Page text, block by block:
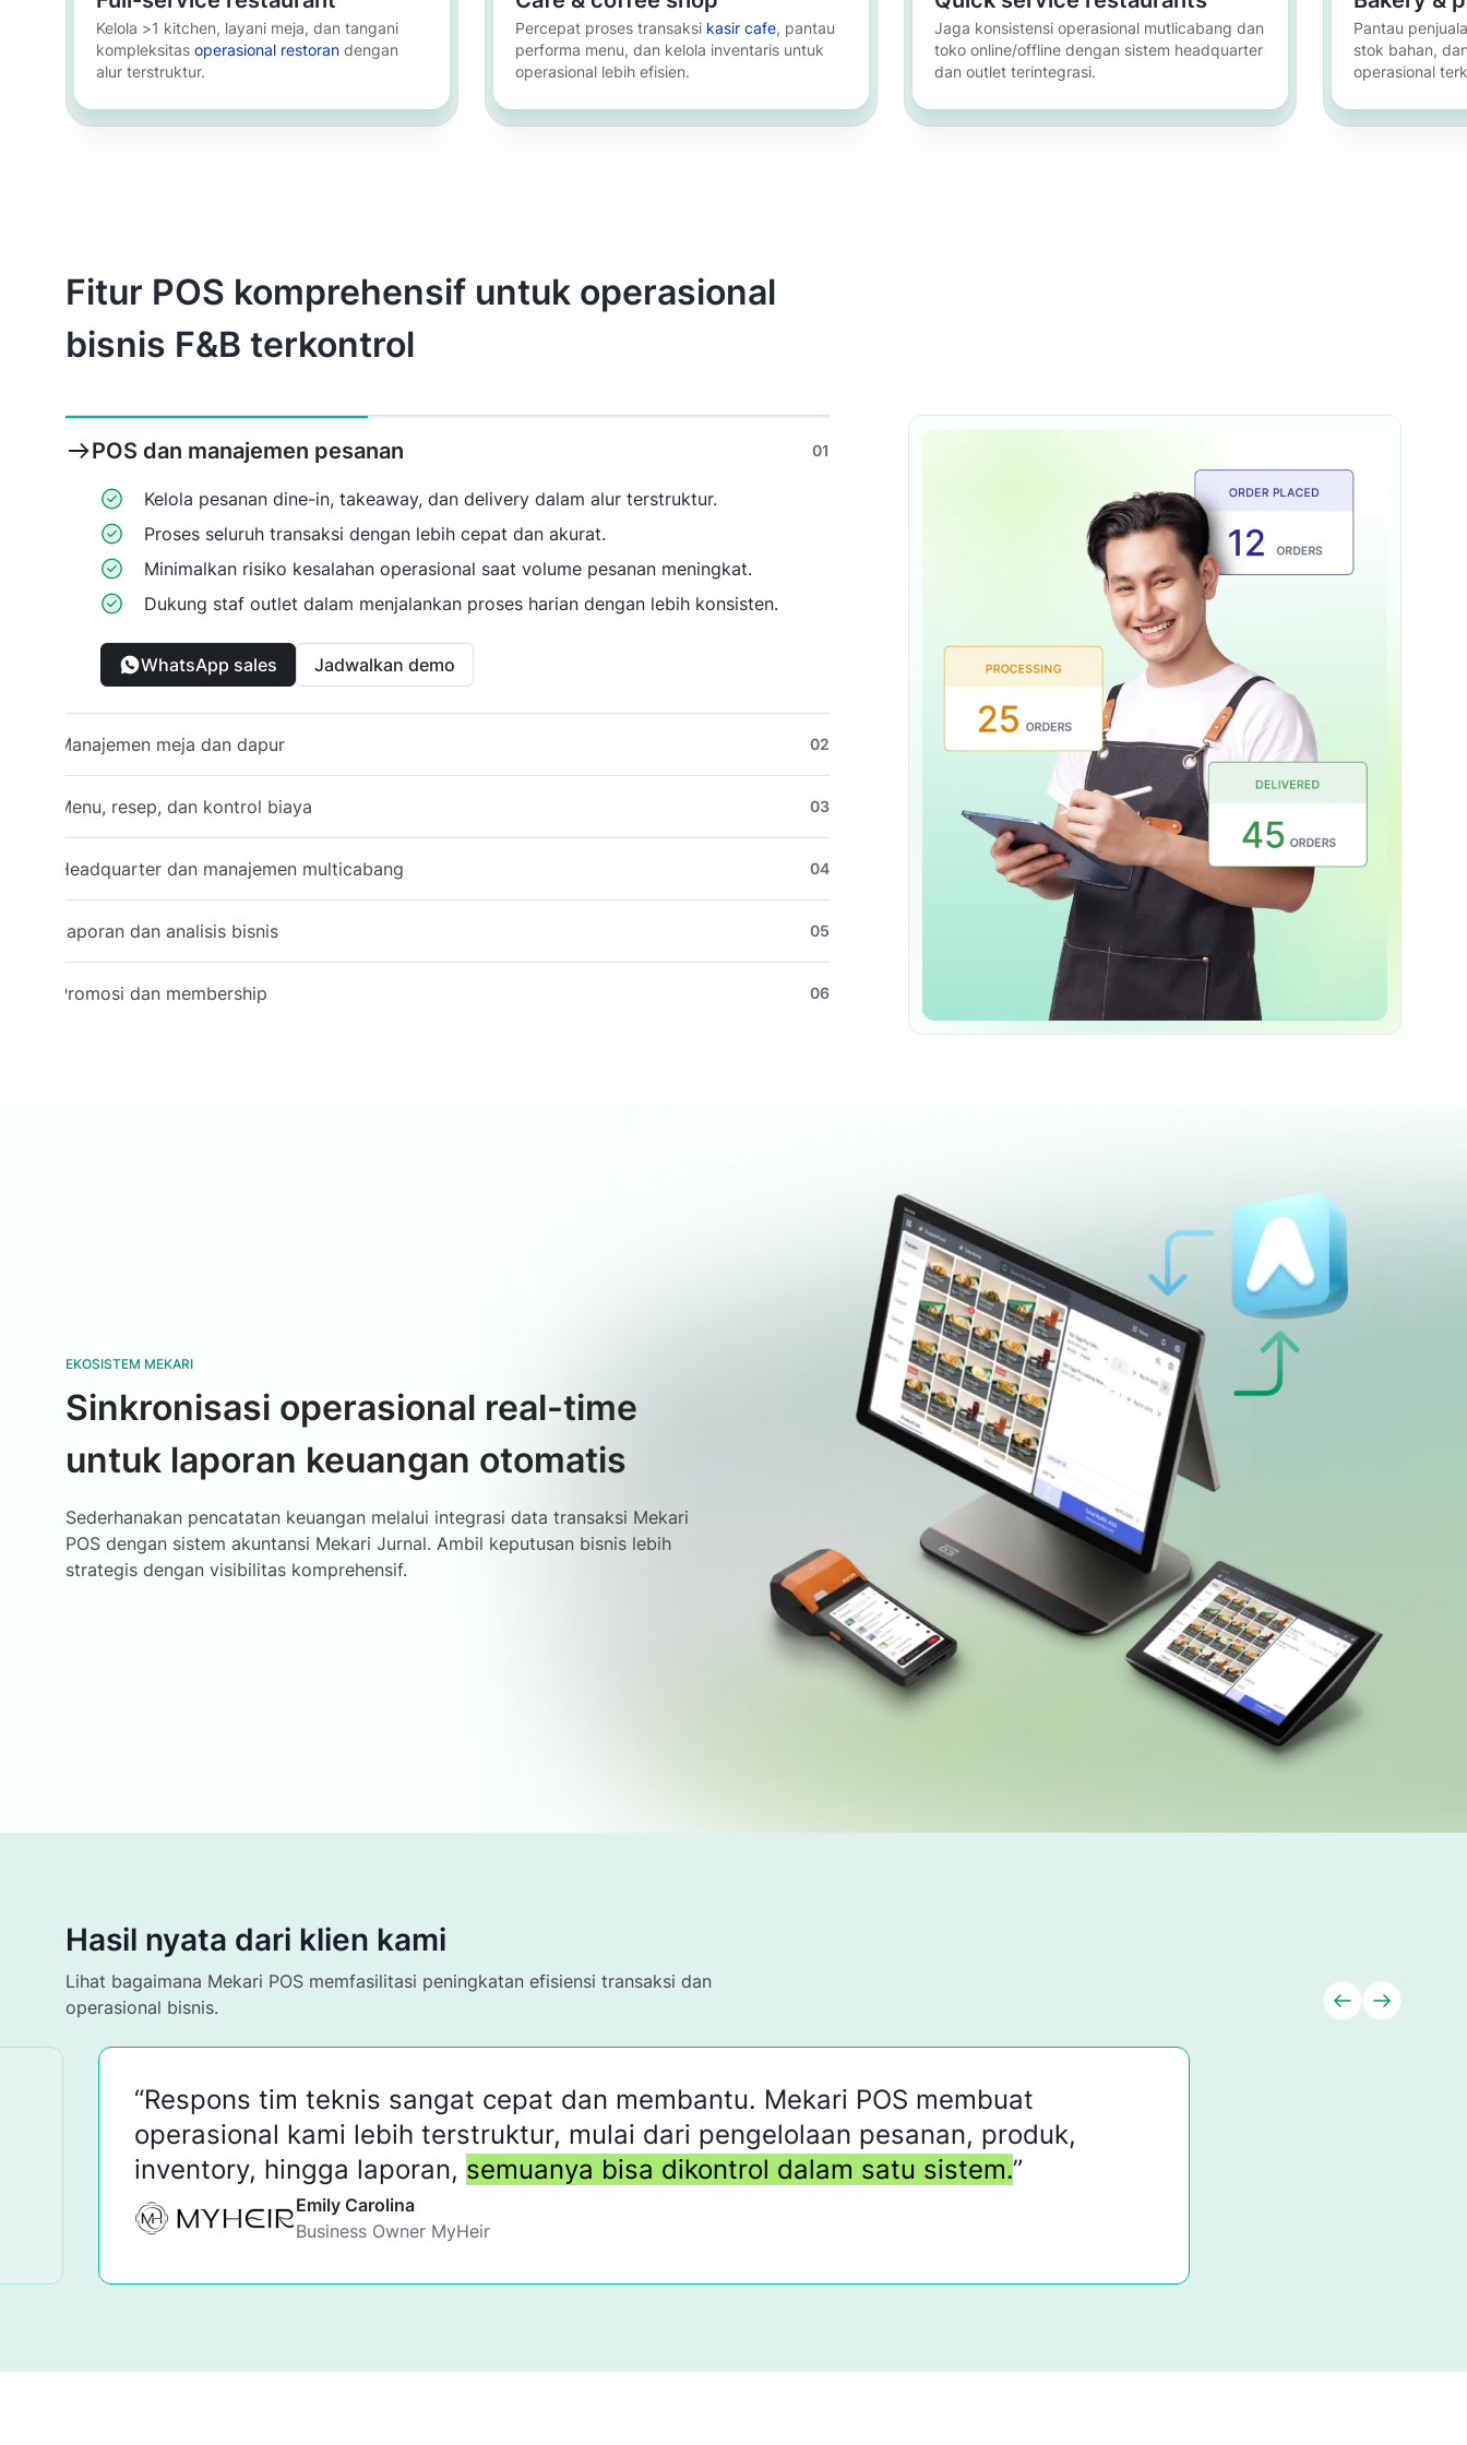
Kelola >1 kitchen, layani meja, dan tangani
kompleksitas operasional restoran dengan
alur terstruktur.
Percepat proses transaksi kasir cafe, pantau
performa menu, dan kelola inventaris untuk
operasional lebih efisien.
Jaga konsistensi operasional mutlicabang dan
toko online/offline dengan sistem headquarter
dan outlet terintegrasi.
Pelajari selengkapnya
Pantau
stok bahan,
operasional
Fitur POS komprehensif untuk operasional
bisnis F&B terkontrol
POS dan manajemen pesanan 01
Kelola pesanan dine-in, takeaway, dan delivery dalam alur terstruktur.
Proses seluruh transaksi dengan lebih cepat dan akurat.
Minimalkan risiko kesalahan operasional saat volume pesanan meningkat.
Dukung staf outlet dalam menjalankan proses harian dengan lebih konsisten.
WhatsApp sales Jadwalkan demo
Manajemen meja dan dapur 02
Menu, resep, dan kontrol biaya 03
Headquarter dan manajemen multicabang 04
Laporan dan analisis bisnis 05
Promosi dan membership 06
EKOSISTEM MEKARI
Sinkronisasi operasional real-time
untuk laporan keuangan otomatis
Sederhanakan pencatatan keuangan melalui integrasi data transaksi Mekari
POS dengan sistem akuntansi Mekari Jurnal. Ambil keputusan bisnis lebih
strategis dengan visibilitas komprehensif.
Hasil nyata dari klien kami
Lihat bagaimana Mekari POS memfasilitasi peningkatan efisiensi transaksi dan
operasional bisnis.
“Respons tim teknis sangat cepat dan membantu. Mekari POS membuat
operasional kami lebih terstruktur, mulai dari pengelolaan pesanan, produk,
inventory, hingga laporan,semuanya bisa dikontrol dalam satu sistem.”
Emily Carolina
Business Owner MyHeir